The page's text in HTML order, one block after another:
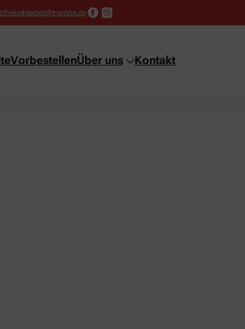
online.de
VorbestellenÜber uns Kontakt